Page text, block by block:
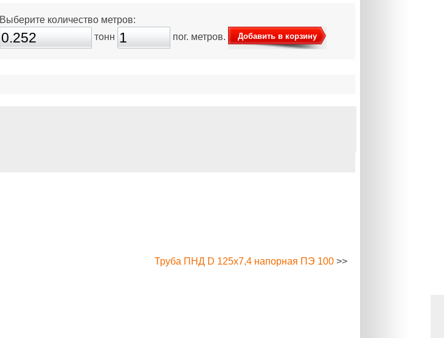
Выберите количество метров:
тонн
пог. метров. Добавить в корзину
Труба ПНД D 125х7,4 напорная ПЭ 100 >>